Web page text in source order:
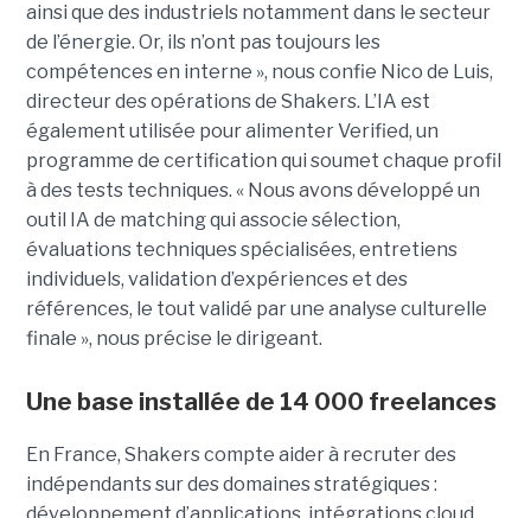
ainsi que des industriels notamment dans le secteur
de l’énergie. Or, ils n’ont pas toujours les
compétences en interne », nous confie Nico de Luis,
directeur des opérations de Shakers. L’IA est
également utilisée pour alimenter Verified, un
programme de certification qui soumet chaque profil
à des tests techniques. « Nous avons développé un
outil IA de matching qui associe sélection,
évaluations techniques spécialisées, entretiens
individuels, validation d’expériences et des
références, le tout validé par une analyse culturelle
finale », nous précise le dirigeant.
Une base installée de 14 000 freelances
En France, Shakers compte aider à recruter des
indépendants sur des domaines stratégiques :